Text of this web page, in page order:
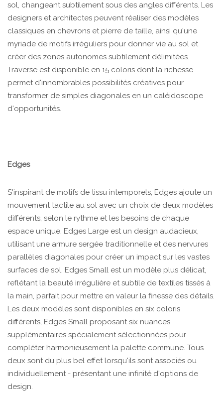
sol, changeant subtilement sous des angles différents. Les
designers et architectes peuvent réaliser des modèles
classiques en chevrons et pierre de taille, ainsi qu'une
myriade de motifs irréguliers pour donner vie au sol et
créer des zones autonomes subtilement délimitées.
Traverse est disponible en 15 coloris dont la richesse
permet d'innombrables possibilités créatives pour
transformer de simples diagonales en un caléidoscope
d'opportunités.
Edges
S'inspirant de motifs de tissu intemporels, Edges ajoute un
mouvement tactile au sol avec un choix de deux modèles
différents, selon le rythme et les besoins de chaque
espace unique. Edges Large est un design audacieux,
utilisant une armure sergée traditionnelle et des nervures
parallèles diagonales pour créer un impact sur les vastes
surfaces de sol. Edges Small est un modèle plus délicat,
reflétant la beauté irrégulière et subtile de textiles tissés à
la main, parfait pour mettre en valeur la finesse des détails.
Les deux modèles sont disponibles en six coloris
différents, Edges Small proposant six nuances
supplémentaires spécialement sélectionnées pour
compléter harmonieusement la palette commune. Tous
deux sont du plus bel effet lorsqu'ils sont associés ou
individuellement - présentant une infinité d'options de
design.